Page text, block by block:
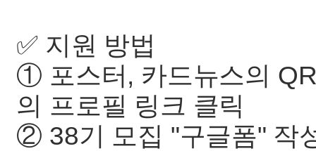
✅️ 지원 방법
① 포스터, 카드뉴스의
의 프로필 링크 클릭
② 38기 모집 "구글폼" 작